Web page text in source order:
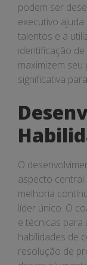
podem ser
executivo
talentos e a
identificação
maximizem
significativa
O
aspecto central
melhoria
líder único. O
e técnicas para
habilidades de
resolução de